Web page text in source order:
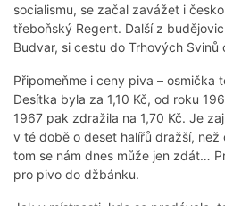
socialismu, se začal zavážet i
třeboňský Regent. Další z
Budvar, si cestu do Trhových
Připomeňme i ceny piva – osmička
Desítka byla za 1,10 Kč, od roku
1967 pak zdražila na 1,70 Kč. Je
v té době o deset halířů dražší, než
tom se nám dnes může jen zdát…
pro pivo do džbánku.